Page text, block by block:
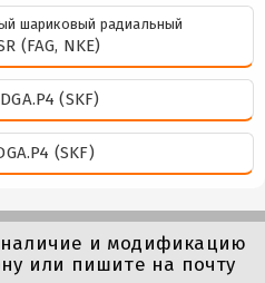
шариковый радиальный
(FAG, NKE)
(SKF)
(SKF)
наличие и модификацию
или пишите на почту